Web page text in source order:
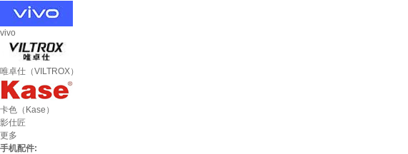
vivo
唯卓仕（VILTROX）
卡色（Kase）
影仕匠
更多
手机配件: